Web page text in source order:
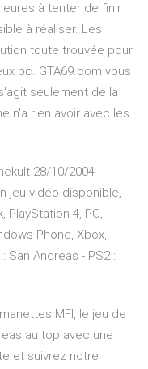
à tenter de finir
à réaliser. Les
toute trouvée pour
pc. GTA69.com vous
seulement de la
n'a rien avoir avec les
28/10/2004 ·
jeu vidéo disponible,
PlayStation 4, PC,
Phone, Xbox,
San Andreas - PS2 :
MFI, le jeu de
au top avec une
et suivrez notre